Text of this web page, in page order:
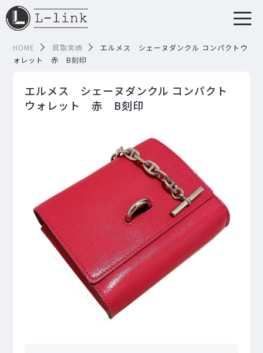
HOME 買取実績
エルメス シェーヌダンクル コンパクトウ
ォレット 赤 B刻印
エルメス シェーヌダンクル コンパクト
ウォレット 赤 B刻印